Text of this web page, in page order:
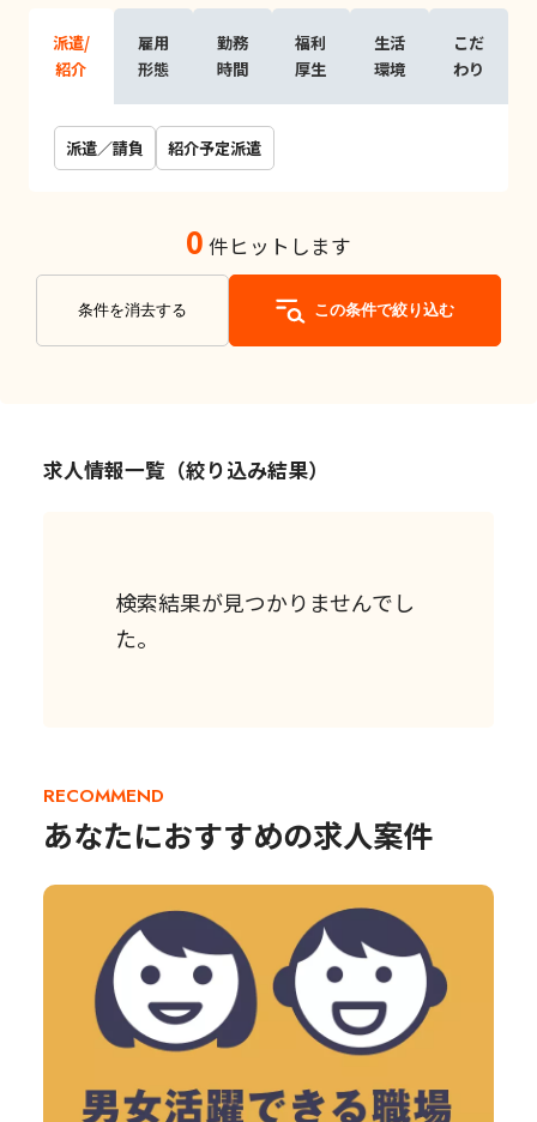
派遣/
紹介
雇用
形態
勤務
時間
福利
厚生
生活
環境
こだ
わり
派遣／請負 紹介予定派遣
0 件ヒットします
条件を消去する この条件で絞り込む
求人情報一覧（絞り込み結果）
検索結果が見つかりませんでし
た。
RECOMMEND
あなたにおすすめの求人案件